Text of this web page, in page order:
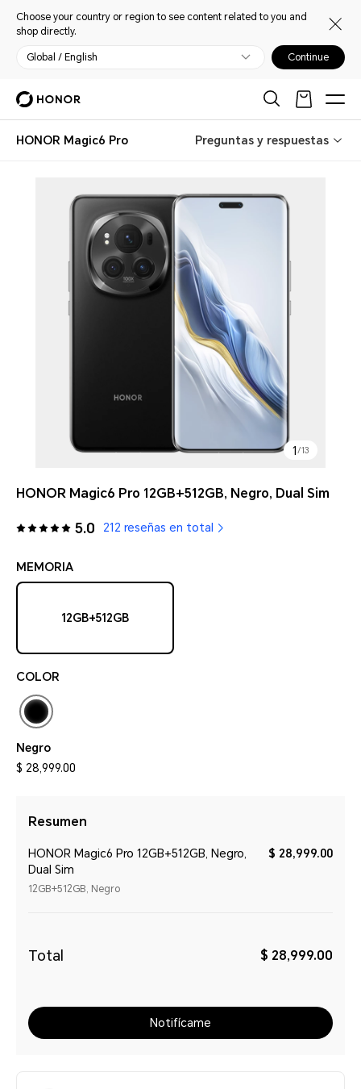
Choose your country or region to see content related to you and
shop directly.
Global / English Continue
HONOR Magic6 Pro Preguntas y respuestas
1 /13
HONOR Magic6 Pro 12GB+512GB, Negro, Dual Sim
5.0 212 reseñas en total
MEMORIA
12GB+512GB
COLOR
Negro
$ 28,999.00
Resumen
HONOR Magic6 Pro 12GB+512GB, Negro,
Dual Sim
12GB+512GB, Negro
$ 28,999.00
Total $ 28,999.00
Notifícame